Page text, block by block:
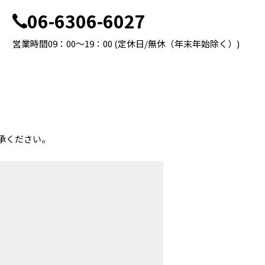
06-6306-6027
営業時間09：00～19：00 (定休日/無休（年末年始除く）)
ださい。